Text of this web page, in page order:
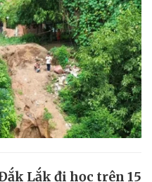
Lắk đi học trên 15